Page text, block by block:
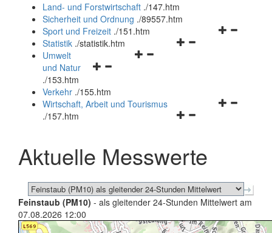
und
schließen
Land- und Forstwirtschaft ./147.htm
Sicherheit und Ordnung ./89557.htm
Navigationsmenü
Sport und Freizeit ./151.htm
Navigationsmenü
Statistik ./statistik.htm
Navigationsmenü
und
schließen
Umwelt
und Natur
./153.htm
Verkehr ./155.htm
Navigationsmenü
schließen
Wirtschaft, Arbeit und Tourismus
./157.htm
Aktuelle Messwerte
Feinstaub (PM10) - als gleitender 24-Stunden Mittelwert am
07.08.2026 12:00